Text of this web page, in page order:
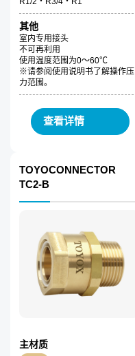
其他
室内专用接头
不可再利用
使用温度范围为0～60℃
※请参阅使用说明书了解操作压
力范围。
查看详情
TOYOCONNECTOR
TC2-B
主材质